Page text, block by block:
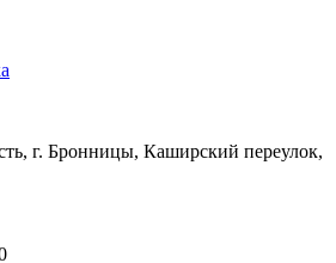
г. Бронницы, Каширский переулок,